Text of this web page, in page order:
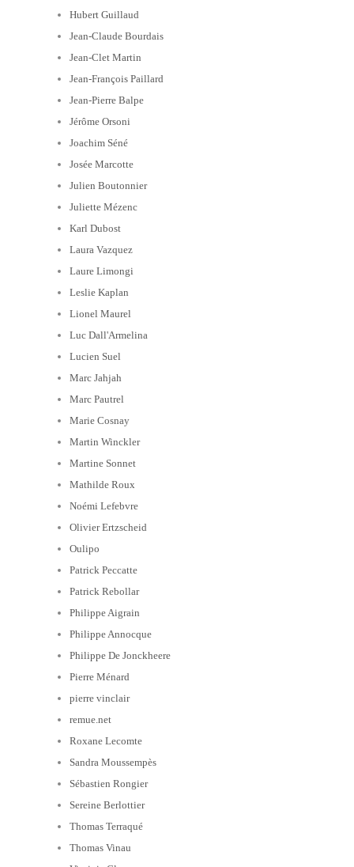
Hubert Guillaud
Jean-Claude Bourdais
Jean-Clet Martin
Jean-François Paillard
Jean-Pierre Balpe
Jérôme Orsoni
Joachim Séné
Josée Marcotte
Julien Boutonnier
Juliette Mézenc
Karl Dubost
Laura Vazquez
Laure Limongi
Leslie Kaplan
Lionel Maurel
Luc Dall'Armelina
Lucien Suel
Marc Jahjah
Marc Pautrel
Marie Cosnay
Martin Winckler
Martine Sonnet
Mathilde Roux
Noémi Lefebvre
Olivier Ertzscheid
Oulipo
Patrick Peccatte
Patrick Rebollar
Philippe Aigrain
Philippe Annocque
Philippe De Jonckheere
Pierre Ménard
pierre vinclair
remue.net
Roxane Lecomte
Sandra Moussempès
Sébastien Rongier
Sereine Berlottier
Thomas Terraqué
Thomas Vinau